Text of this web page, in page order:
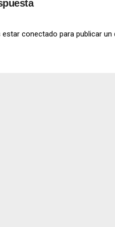
estar conectado para publicar un